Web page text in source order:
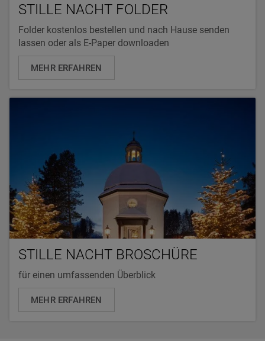
STILLE NACHT FOLDER
Folder kostenlos bestellen und nach Hause senden
lassen oder als E-Paper downloaden
MEHR ERFAHREN
STILLE NACHT BROSCHÜRE
für einen umfassenden Überblick
MEHR ERFAHREN